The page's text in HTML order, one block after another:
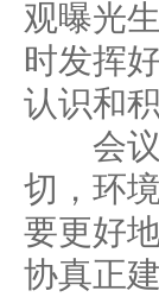
观曝光
时发挥
认识和
会议
切，环
要更好
协真正